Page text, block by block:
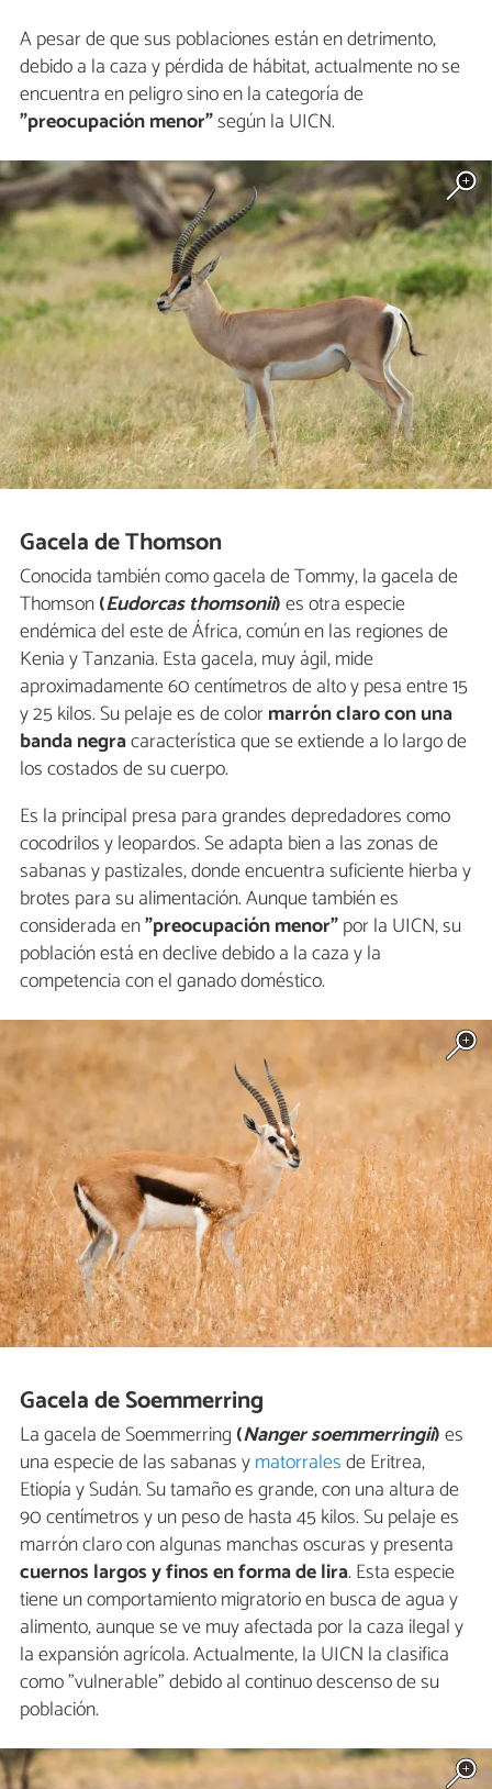
A pesar de que sus poblaciones están en detrimento,
debido a la caza y pérdida de hábitat, actualmente no se
encuentra en peligro sino en la categoría de
"preocupación menor"según la UICN.
Gacela de Thomson
Conocida también como gacela de Tommy, la gacela de
Thomson(Eudorcas thomsonii)es otra especie
endémica del este de África, común en las regiones de
Kenia y Tanzania. Esta gacela, muy ágil, mide
aproximadamente 60 centímetros de alto y pesa entre 15
y 25 kilos. Su pelaje es de colormarrón claro con una
banda negracaracterística que se extiende a lo largo de
los costados de su cuerpo.
Es la principal presa para grandes depredadores como
cocodrilos y leopardos. Se adapta bien a las zonas de
sabanas y pastizales, donde encuentra suficiente hierba y
brotes para su alimentación. Aunque también es
considerada en"preocupación menor"por la UICN, su
población está en declive debido a la caza y la
competencia con el ganado doméstico.
Gacela de Soemmerring
La gacela de Soemmerring (Nanger soemmerringii)es
una especie de las sabanas ymatorralesde Eritrea,
Etiopía y Sudán. Su tamaño es grande, con una altura de
90 centímetros y un peso de hasta 45 kilos. Su pelaje es
marrón claro con algunas manchas oscuras y presenta
cuernos largos y finos en forma de lira. Esta especie
tiene un comportamiento migratorio en busca de agua y
alimento, aunque se ve muy afectada por la caza ilegal y
la expansión agrícola. Actualmente, la UICN la clasifica
como "vulnerable" debido al continuo descenso de su
población.